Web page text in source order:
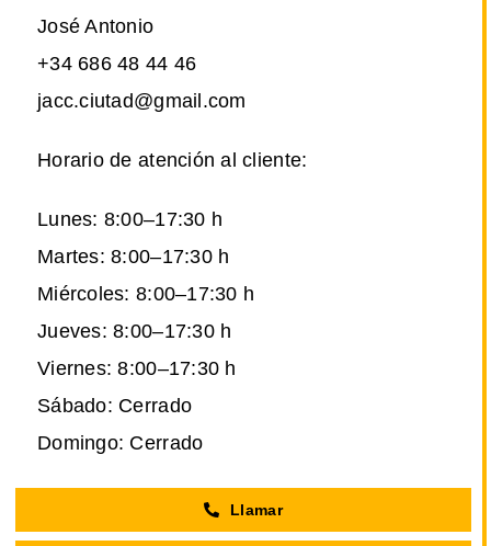
José Antonio
+34 686 48 44 46
jacc.ciutad@gmail.com
Horario de atención al cliente:
Lunes: 8:00–17:30 h
Martes: 8:00–17:30 h
Miércoles: 8:00–17:30 h
Jueves: 8:00–17:30 h
Viernes: 8:00–17:30 h
Sábado: Cerrado
Domingo: Cerrado
Llamar